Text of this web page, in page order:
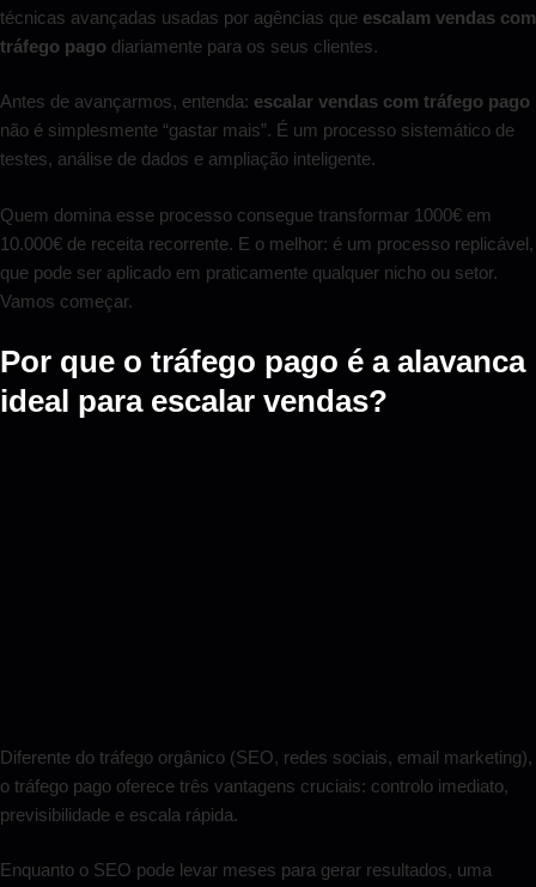
técnicas avançadas usadas por agências que escalam vendas com
tráfego pago diariamente para os seus clientes.
Antes de avançarmos, entenda: escalar vendas com tráfego pago
não é simplesmente “gastar mais”. É um processo sistemático de
testes, análise de dados e ampliação inteligente.
Quem domina esse processo consegue transformar 1000€ em
10.000€ de receita recorrente. E o melhor: é um processo replicável,
que pode ser aplicado em praticamente qualquer nicho ou setor.
Vamos começar.
Por que o tráfego pago é a alavanca
ideal para escalar vendas?
Diferente do tráfego orgânico (SEO, redes sociais, email marketing),
o tráfego pago oferece três vantagens cruciais: controlo imediato,
previsibilidade e escala rápida.
Enquanto o SEO pode levar meses para gerar resultados, uma